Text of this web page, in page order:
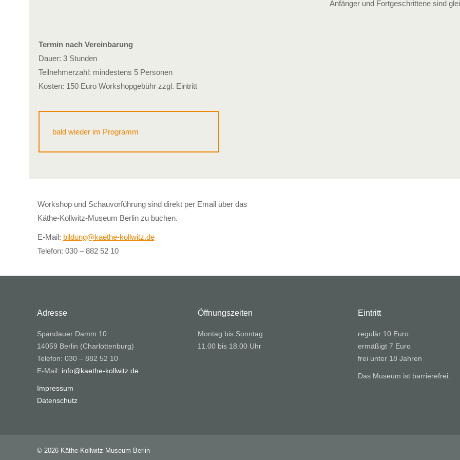
Anfänger und Fort­geschrittene sind
Termin nach Vereinbarung
Dauer: 3 Stunden
Teilnehmerzahl: mindestens 5 Personen
Kosten: 150 Euro Workshopgebühr zzgl. Eintritt
bald wieder im Programm
Workshop und Schauvorführung sind direkt per Email über das
Käthe-Kollwitz-Museum Berlin zu buchen.
E-Mail: bildung@kaethe-kollwitz.de
Telefon: 030 – 882 52 10
Adresse
Spandauer Damm 10
14059 Berlin (Charlottenburg)
Telefon: 030 – 882 52 10
E-Mail: info@kaethe-kollwitz.de
Impressum
Datenschutz
Öffnungszeiten
Montag bis Sonntag
11.00 bis 18.00 Uhr
Eintritt
regulär 10 Euro
ermäßigt 7 Euro
frei unter 18 Jahren
Das Museum ist barrierefrei.
© 2026 Käthe-Kollwitz Museum Berlin